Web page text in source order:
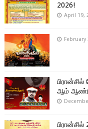
2026!
April 19,
February
ஆம்